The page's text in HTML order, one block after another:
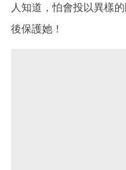
人知道，怕會投以異樣
後保護她！